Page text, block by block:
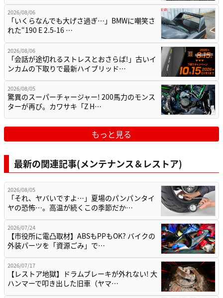
2026/08/06
「いくらなんでも大げさ過ぎ…」BMWに嘲笑さ
れた“190 E 2.5-16 …
2026/08/06
「会話が途切れるストレスとおさらば!」古いイ
ンカムの下取りで最新ハイブリッド…
2026/08/05
驚異のスーパーチャージャー! 200馬力のモンス
ターが再び。カワサキ「Z H…
もっと見る
最新の関連記事(メンテナンス＆レストア)
2026/08/05
「それ、ヤバいですよ…」夏場のパンパンタイ
ヤの恐怖…。高温が続くこの季節だか…
2026/07/24
【市役所に電凸取材】ABSもPPもOK? バイクの
外装パーツを「資源ごみ」で…
2026/07/17
【レストア地獄】ドラムブレーキが外れない! 大
ハンマーで叩き出した旧車（ヤマ…